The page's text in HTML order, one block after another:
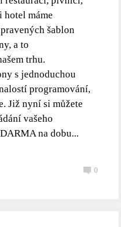
máme
šablon
a to
trhu.
s jednoduchou
programování,
Již nyní si můžete
vašeho
na dobu...
0